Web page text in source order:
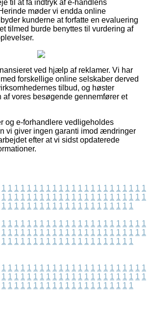
til at få indtryk af e-handlens
møder vi endda online
kunderne at forfatte en evaluering
tilmed burde benyttes til vurdering af
ved hjælp af reklamer. Vi har
forskellige online selskaber derved
tilbud, og høster
af vores besøgende gennemfører et
og e-forhandlere vedligeholdes
vi giver ingen garanti imod ændringer
efter at vi sidst opdaterede
1 1 1 1 1 1 1 1 1 1 1 1 1 1 1 1 1 1 1 1 1 1 1
1 1 1 1 1 1 1 1 1 1 1 1 1 1 1 1 1 1 1 1 1 1 1
1 1 1 1 1 1 1 1 1 1 1 1 1 1 1 1 1 1 1 1 1
1 1 1 1 1 1 1 1 1 1 1 1 1 1 1 1 1 1 1 1 1 1 1
1 1 1 1 1 1 1 1 1 1 1 1 1 1 1 1 1 1 1 1 1 1 1
1 1 1 1 1 1 1 1 1 1 1 1 1 1 1 1 1 1 1 1 1
1 1 1 1 1 1 1 1 1 1 1 1 1 1 1 1 1 1 1 1 1 1 1
1 1 1 1 1 1 1 1 1 1 1 1 1 1 1 1 1 1 1 1 1 1 1
1 1 1 1 1 1 1 1 1 1 1 1 1 1 1 1 1 1 1 1 1